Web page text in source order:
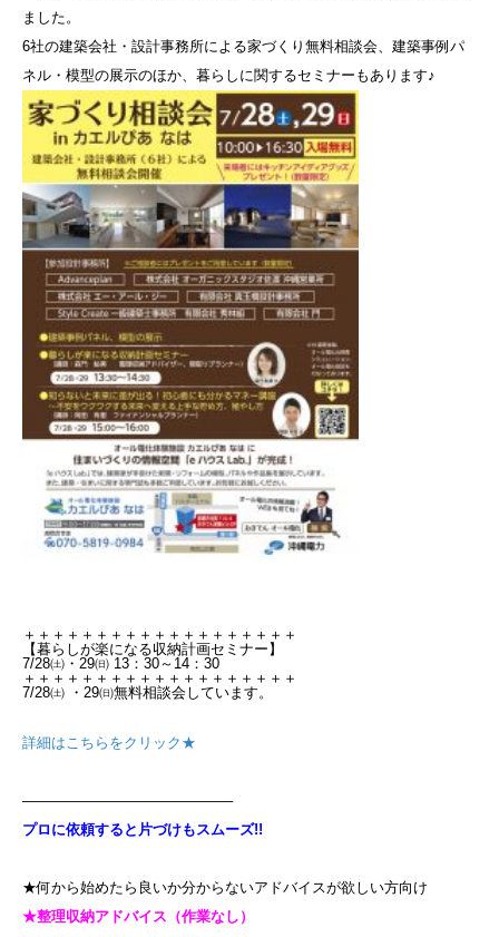
ました。
6社の建築会社・設計事務所による家づくり無料相談会、建築事例パ
ネル・模型の展示のほか、暮らしに関するセミナーもあります♪
＋＋＋＋＋＋＋＋＋＋＋＋＋＋＋＋＋＋＋
【暮らしが楽になる収納計画セミナー】
7/28㈯・29㈰ 13：30～14：30
＋＋＋＋＋＋＋＋＋＋＋＋＋＋＋＋＋＋＋
7/28㈯ ・29㈰無料相談会しています。
詳細はこちらをクリック★
——————————————–
プロに依頼すると片づけもスムーズ!!
★何から始めたら良いか分からないアドバイスが欲しい方向け
★整理収納アドバイス（作業なし）